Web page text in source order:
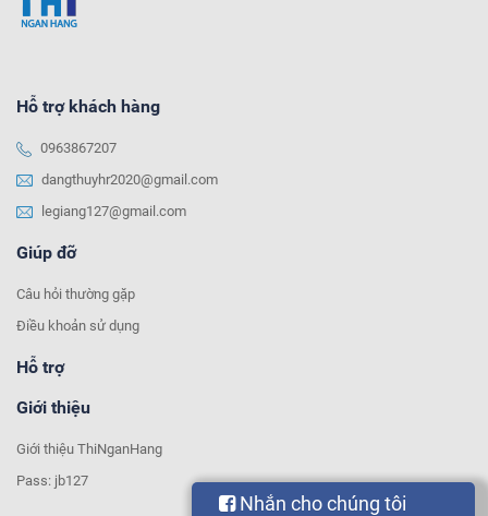
Hỗ trợ khách hàng
0963867207
dangthuyhr2020@gmail.com
legiang127@gmail.com
Giúp đỡ
Câu hỏi thường gặp
Điều khoản sử dụng
Hỗ trợ
Giới thiệu
Giới thiệu ThiNganHang
Pass: jb127
Nhắn cho chúng tôi